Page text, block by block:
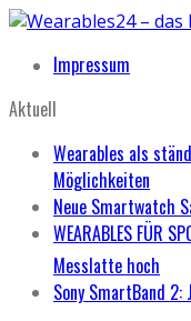
Impressum
Aktuell
Wearables als
Möglichkeiten
Neue Smartwatch
WEARABLES FÜR
Messlatte hoch
Sony SmartBand